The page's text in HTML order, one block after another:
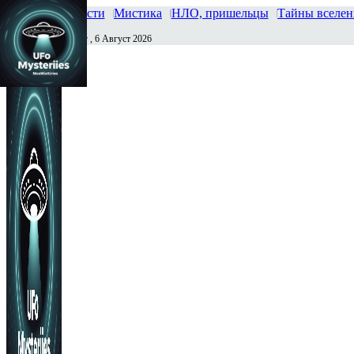
Главная Новости Мистика НЛО, пришельцы Тайны
Сегодня Четверг , 6 Август 2026